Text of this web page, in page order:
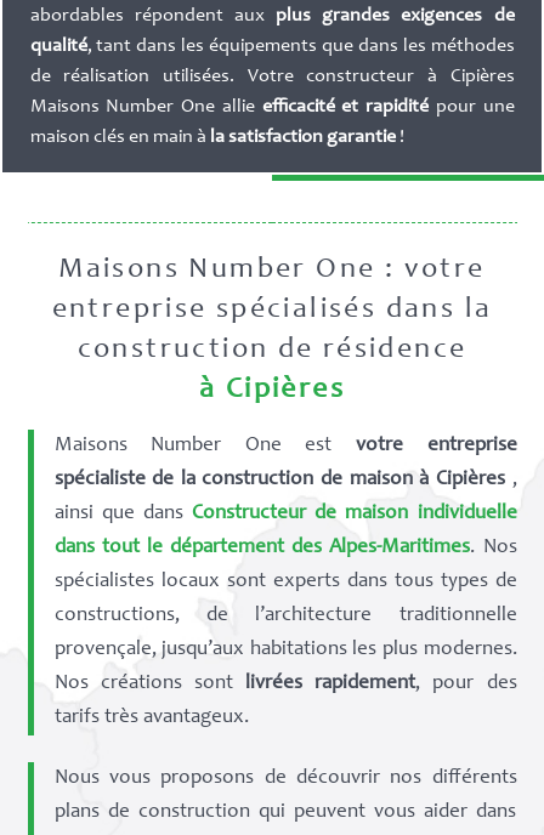
abordables répondent aux plus grandes exigences de
qualité, tant dans les équipements que dans les méthodes
de réalisation utilisées. Votre constructeur à Cipières
Maisons Number One allieefficacité et rapidité pour une
maison clés en main à la satisfaction garantie!
Maisons Number One : votre
entreprise spécialisés dans la
construction de résidence
à Cipières
Maisons Number One est votre entreprise
spécialiste de la construction de maison à Cipières ,
ainsi que dans Constructeur de maison individuelle
dans tout le département des Alpes-Maritimes. Nos
spécialistes locaux sont experts dans tous types de
constructions, de l’architecture traditionnelle
provençale, jusqu’aux habitations les plus modernes.
Nos créations sont livrées rapidement, pour des
tarifs très avantageux.
Nous vous proposons de découvrir nos différents
plans de construction qui peuvent vous aider dans